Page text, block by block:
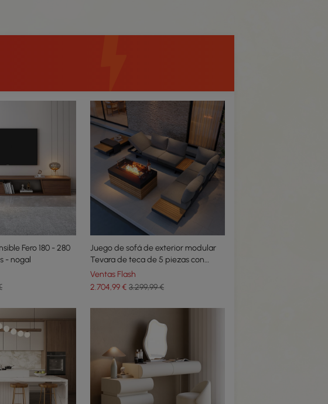
Fero 180 - 280
- nogal
Juego de sofá de exterior modular
Tevara de teca de 5 piezas con
brasero sin humo para 6 personas en
gris
Ventas Flash
2.704,99€ 3.299,99 €